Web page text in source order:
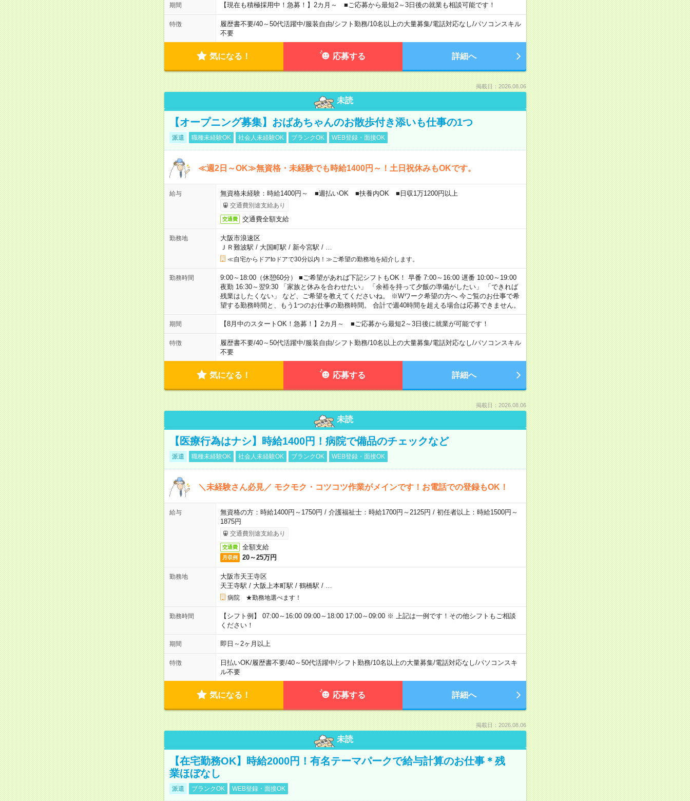
期間 【現在も積極採用中！急募！】2カ月～ ■ご応募から最短2～3日後の就業も相談可能です！
特徴 履歴書不要/40～50代活躍中/服装自由/シフト勤務/10名以上の大量募集/電話対応なし/パソコンスキル
不要
気になる！ 応募する 詳細へ
掲載日：2026.08.06
未読
【オープニング募集】おばあちゃんのお散歩付き添いも仕事の1つ
派遣 職種未経験OK 社会人未経験OK ブランクOK WEB登録・面接OK
≪週2日～OK≫無資格・未経験でも時給1400円～！土日祝休みもOKです。
給与 無資格未経験：時給1400円～ ■週払いOK ■扶養内OK ■日収1万1200円以上
交通費別途支給あり
交通費 交通費全額支給
勤務地
大阪市浪速区
ＪＲ難波駅 / 大国町駅 / 新今宮駅 /
≪自宅からドアtoドアで30分以内！≫ご希望の勤務地を紹介します。
勤務時間
9:00～18:00（休憩60分） ■ご希望があれば下記シフトもOK！ 早番 7:00～16:00 遅番 10:00～19:00
夜勤 16:30～翌9:30 「家族と休みを合わせたい」 「余裕を持って夕飯の準備がしたい」 「できれば
残業はしたくない」 など、ご希望を教えてくださいね。 ※Wワーク希望の方へ 今ご覧のお仕事で希
望する勤務時間と、もう1つのお仕事の勤務時間。 合計で週40時間を超える場合は応募できません。
期間 【8月中のスタートOK！急募！】2カ月～ ■ご応募から最短2～3日後に就業が可能です！
特徴 履歴書不要/40～50代活躍中/服装自由/シフト勤務/10名以上の大量募集/電話対応なし/パソコンスキル
不要
気になる！ 応募する 詳細へ
掲載日：2026.08.06
未読
【医療行為はナシ】時給1400円！病院で備品のチェックなど
派遣 職種未経験OK 社会人未経験OK ブランクOK WEB登録・面接OK
＼未経験さん必見／ モクモク・コツコツ作業がメインです！お電話での登録もOK！
給与
無資格の方：時給1400円～1750円 / 介護福祉士：時給1700円～2125円 / 初任者以上：時給1500円～
1875円
交通費別途支給あり
交通費 全額支給
月収例 20～25万円
勤務地
大阪市天王寺区
天王寺駅 / 大阪上本町駅 / 鶴橋駅 /
病院 ★勤務地選べます！
勤務時間
【シフト例】 07:00～16:00 09:00～18:00 17:00～09:00 ※ 上記は一例です！その他シフトもご相談
ください！
期間 即日～2ヶ月以上
特徴 日払いOK/履歴書不要/40～50代活躍中/シフト勤務/10名以上の大量募集/電話対応なし/パソコンスキ
ル不要
気になる！ 応募する 詳細へ
掲載日：2026.08.06
未読
【在宅勤務OK】時給2000円！有名テーマパークで給与計算のお仕事＊残
業ほぼなし
派遣 ブランクOK WEB登録・面接OK